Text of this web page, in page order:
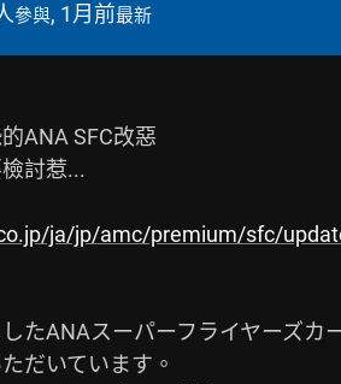
參與, 1月前最新
ANA SFC改惡
討惹...
ja/jp/amc/premium/sfc/
たANAスーパーフライヤーズカ
だいています。